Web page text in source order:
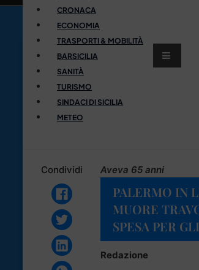
CRONACA
ECONOMIA
TRASPORTI & MOBILITÀ
BARSICILIA
SANITÀ
TURISMO
SINDACI DI SICILIA
METEO
Condividi Aveva 65 anni
PALERMO IN
MUORE
SPESA PER
Redazione